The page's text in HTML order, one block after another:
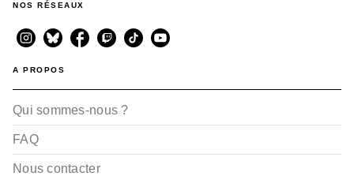
NOS RÉSEAUX
A PROPOS
Qui sommes-nous ?
FAQ
Nous contacter